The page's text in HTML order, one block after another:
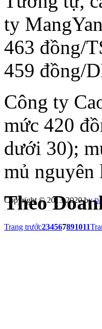
ty
463 đồng/
459 đồng/
Công ty
mức 420
dưới 30);
mủ nguyên
Theo
Trang trước234567891011
Copyright © 2013-2020 by